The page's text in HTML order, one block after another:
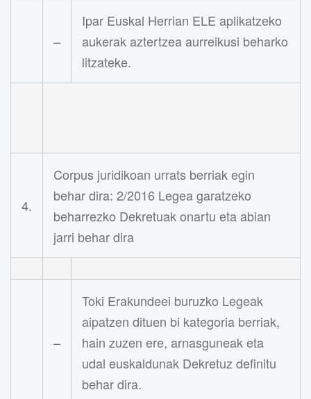
–
Ipar Euskal Herrian ELE aplikatzeko
aukerak aztertzea aurreikusi beharko
litzateke.
4.
Corpus juridikoan urrats berriak egin
behar dira: 2/2016 Legea garatzeko
beharrezko Dekretuak onartu eta abian
jarri behar dira
–
Toki Erakundeei buruzko Legeak
aipatzen dituen bi kategoria berriak,
hain zuzen ere, arnasguneak eta
udal euskaldunak Dekretuz definitu
behar dira.